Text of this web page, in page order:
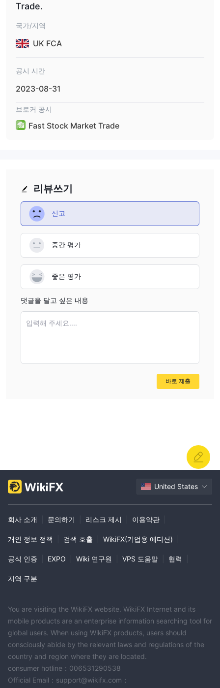
Trade.
국가/지역
UK FCA
공시 시간
2023-08-31
브로커 공시
Fast Stock Market Trade
리뷰쓰기
신고
중간 평가
좋은 평가
댓글을 달고 싶은 내용
입력해 주세요....
바로 제출
United States
회사 소개 문의하기 리스크 제시 이용약관
개인 정보 정책 검색 호출 WikiFX(기업용 에디션)
공식 인증 EXPO Wiki 연구원 VPS 도움말 협력
지역 구분
You are visiting the WikiFX website. WikiFX Internet and its
mobile products are an enterprise information searching tool for
global users. When using WikiFX products, users should
consciously abide by the relevant laws and regulations of the
country and region where they are located.
consumer hotline：006531290538
Official Email：support@wikifx.com；